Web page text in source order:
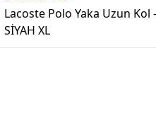
Lacoste Polo Yaka Uzun Kol -
SİYAH XL